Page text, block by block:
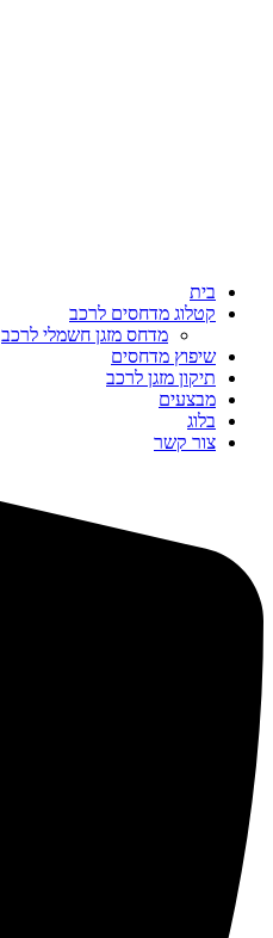
בית
קטלוג מדחסים לרכב
מדחס מזגן חשמלי לרכב
שיפוץ מדחסים
תיקון מזגן לרכב
מבצעים
בלוג
צור קשר